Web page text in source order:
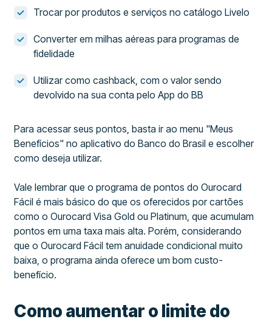
Trocar por produtos e serviços no catálogo Livelo
Converter em milhas aéreas para programas de
fidelidade
Utilizar como cashback, com o valor sendo
devolvido na sua conta pelo App do BB
Para acessar seus pontos, basta ir ao menu "Meus
Benefícios" no aplicativo do Banco do Brasil e escolher
como deseja utilizar.
Vale lembrar que o programa de pontos do Ourocard
Fácil é mais básico do que os oferecidos por cartões
como o Ourocard Visa Gold ou Platinum, que acumulam
pontos em uma taxa mais alta. Porém, considerando
que o Ourocard Fácil tem anuidade condicional muito
baixa, o programa ainda oferece um bom custo-
benefício.
Como aumentar o limite do